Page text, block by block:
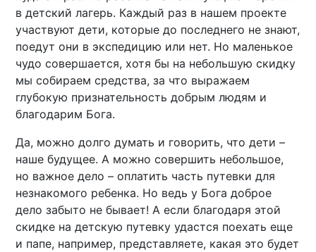
в детский лагерь. Каждый раз в нашем проекте
участвуют дети, которые до последнего не знают,
поедут они в экспедицию или нет. Но маленькое
чудо совершается, хотя бы на небольшую скидку
мы собираем средства, за что выражаем
глубокую признательность добрым людям и
благодарим Бога.
Да, можно долго думать и говорить, что дети –
наше будущее. А можно совершить небольшое,
но важное дело – оплатить часть путевки для
незнакомого ребенка. Но ведь у Бога доброе
дело забыто не бывает! А если благодаря этой
скидке на детскую путевку удастся поехать еще
и папе, например, представляете, какая это будет